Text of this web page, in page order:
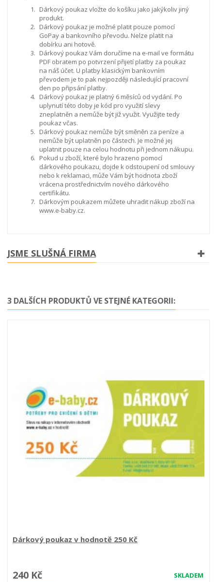
Dárkový poukaz vložte do košíku jako jakýkoliv jiný
produkt.
Dárkový poukaz je možné platit pouze pomocí
GoPay a bankovního převodu. Nelze platit na
dobírku ani hotově.
Dárkový poukaz Vám doručíme na e-mail ve formátu
PDF obratem po potvrzení přijetí platby za poukaz
na náš účet. U platby klasickým bankovním
převodem je to pak nejpozději následující pracovní
den po připsání platby.
Dárkový poukaz je platný 6 měsíců od vydání. Po
uplynutí této doby je kód pro využití slevy
zneplatněn a nemůže být již využit. Využijte tedy
poukaz včas.
Dárkový poukaz nemůže být směněn za peníze a
nemůže být uplatněn po částech. Je možné jej
uplatnit pouze na celou hodnotu při jednom nákupu.
Pokud u zboží, které bylo hrazeno pomocí
dárkového poukazu, dojde k odstoupení od smlouvy
nebo k reklamaci, může Vám být hodnota zboží
vrácena prostřednictvím nového dárkového
certifikátu.
Dárkovým poukazem můžete uhradit nákup zboží na
www.e-baby.cz.
JSME SLUŠNÁ FIRMA
3 DALŠÍCH PRODUKTŮ VE STEJNÉ KATEGORII:
Dárkový poukaz v hodnotě 250 Kč
SKLADEM
240 Kč